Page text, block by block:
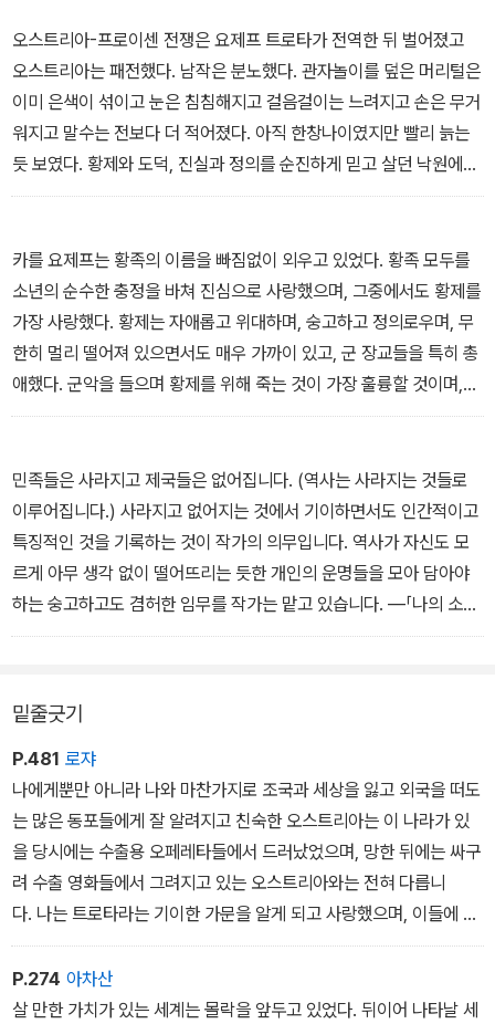
날 숨을 거둔다. 국내 초역작.
오스트리아-프로이센 전쟁은 요제프 트로타가 전역한 뒤 벌어졌고
오스트리아는 패전했다. 남작은 분노했다. 관자놀이를 덮은 머리털은
이미 은색이 섞이고 눈은 침침해지고 걸음걸이는 느려지고 손은 무거
워지고 말수는 전보다 더 적어졌다. 아직 한창나이였지만 빨리 늙는
듯 보였다. 황제와 도덕, 진실과 정의를 순진하게 믿고 살던 낙원에서
쫓겨나서, 인고와 침묵에 빠져들어, 소령은 세계, 법의 권력, 황제의
카를 요제프는 황족의 이름을 빠짐없이 외우고 있었다. 황족 모두를
소년의 순수한 충정을 바쳐 진심으로 사랑했으며, 그중에서도 황제를
가장 사랑했다. 황제는 자애롭고 위대하며, 숭고하고 정의로우며, 무
한히 멀리 떨어져 있으면서도 매우 가까이 있고, 군 장교들을 특히 총
애했다. 군악을 들으며 황제를 위해 죽는 것이 가장 훌륭할 것이며,
「라데츠키 행진곡」을 들으며 죽는 것이 가장 편안할 것이었다. 카를
날이 번득거리는 것 같았다. 몸과 마음이 행진곡의 신명나는 경쾌함
에 빠져들고 이 음악의 드럼 장단에 도취됐다. 자신의 피가 진홍색으
로 가느다랗게 흘러나와 트럼펫의 반짝이는 황금색과 팀파니의 짙은
검은색과 씸벌즈의 우쭐한 은색에 스며드는 듯했다. ―본문에서
민족들은 사라지고 제국들은 없어집니다. (역사는 사라지는 것들로
이루어집니다.) 사라지고 없어지는 것에서 기이하면서도 인간적이고
특징적인 것을 기록하는 것이 작가의 의무입니다. 역사가 자신도 모
르게 아무 생각 없이 떨어뜨리는 듯한 개인의 운명들을 모아 담아야
하는 숭고하고도 겸허한 임무를 작가는 맡고 있습니다. ―「나의 소설
『라데츠키 행진곡』에 부치는 머리말」에서
밑줄긋기
P.481 로쟈
나에게뿐만 아니라 나와 마찬가지로 조국과 세상을 잃고 외국을 떠도
는 많은 동포들에게 잘 알려지고 친숙한 오스트리아는 이 나라가 있
을 당시에는 수출용 오페레타들에서 드러났었으며, 망한 뒤에는 싸구
려 수출 영화들에서 그려지고 있는 오스트리아와는 전혀 다릅니
다. 나는 트로타라는 기이한 가문을 알게 되고 사랑했으며, 이들에 관
해 나의 책 <라데츠키 행진곡>에서 이야기하려고 합니다. 이들은 오
스트리아인에 섞여 사는 스파르타인이었습니다. 우리는 트로타 가문
의 융성과 몰락을 보며 저 으스스한 역사의 의지를 깨닫고, 역사
P.274 아차산
살 만한 가치가 있는 세계는 몰락을 앞두고 있었다. 뒤이어 나타날 세